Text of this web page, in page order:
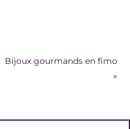
Bijoux gourmands en fimo
»